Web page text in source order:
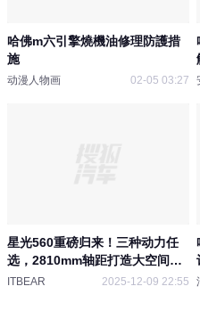
哈佛m六引擎燒機油修理防護措
施
动漫人物画 02-05 03:27
星光560重磅归来！三种动力任
选，2810mm轴距打造大空间实
用之选
ITBEAR 2025-12-09 22:55